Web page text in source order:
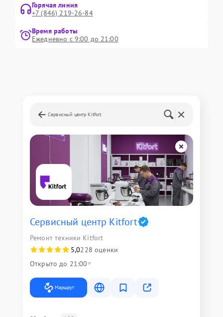
Горячая линия
+7 (846) 219-26-84
Время работы
Ежедневно с 9:00 до 21:00
Сервисный центр Kitfort
Сервисный центр Kitfort
Ремонт техники Kitfort
5,0228 оценки
Открыто до 21:00
Маршрут